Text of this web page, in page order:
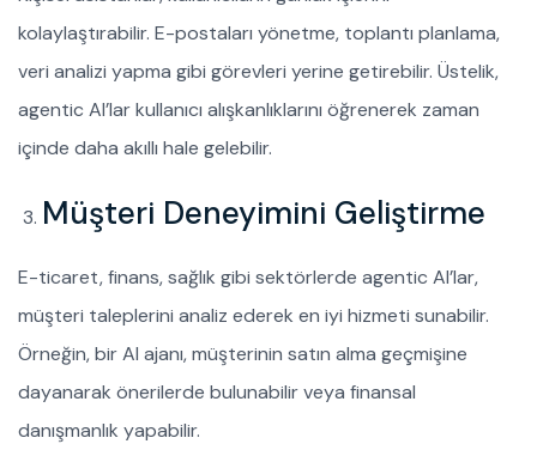
kolaylaştırabilir. E-postaları yönetme, toplantı planlama,
veri analizi yapma gibi görevleri yerine getirebilir. Üstelik,
agentic AI’lar kullanıcı alışkanlıklarını öğrenerek zaman
içinde daha akıllı hale gelebilir.
Müşteri Deneyimini Geliştirme
E-ticaret, finans, sağlık gibi sektörlerde agentic AI’lar,
müşteri taleplerini analiz ederek en iyi hizmeti sunabilir.
Örneğin, bir AI ajanı, müşterinin satın alma geçmişine
dayanarak önerilerde bulunabilir veya finansal
danışmanlık yapabilir.